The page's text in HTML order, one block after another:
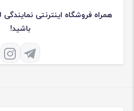
همراه فروشگاه اینترنتی
باشید!